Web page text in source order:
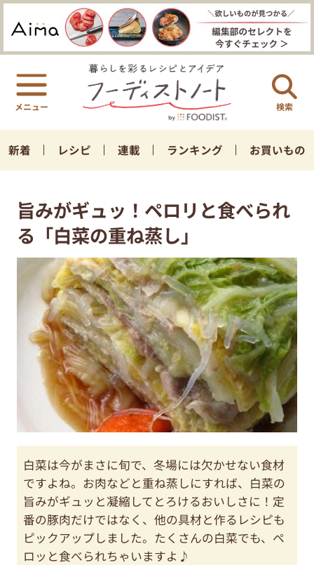
検索
新着 レシピ 連載 ランキング お買いもの
旨みがギュッ！ペロリと食べられ
る「白菜の重ね蒸し」
白菜は今がまさに旬で、冬場には欠かせない食材
ですよね。お肉などと重ね蒸しにすれば、白菜の
旨みがギュッと凝縮してとろけるおいしさに！定
番の豚肉だけではなく、他の具材と作るレシピも
ピックアップしました。たくさんの白菜でも、ペ
ロッと食べられちゃいますよ♪